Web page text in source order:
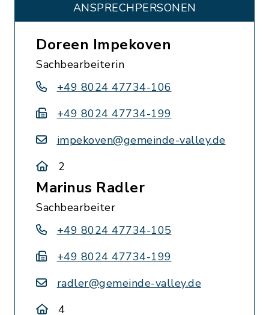
ANSPRECHPERSONEN
Doreen Impekoven
Sachbearbeiterin
+49 8024 47734-106
+49 8024 47734-199
impekoven@gemeinde-valley.de
2
Marinus Radler
Sachbearbeiter
+49 8024 47734-105
+49 8024 47734-199
radler@gemeinde-valley.de
4